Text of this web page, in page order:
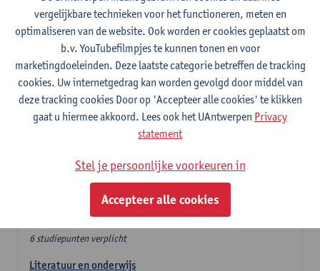
- Optie B: je kiest één vakdidactiek en een profilering
In de domeincomponent neem je 60 studiepunten op:
- 1 verplicht algemeen opleidingsonderdeel van 6 studiepunten,
- 24 of 30 studiepunten Nederlands en telkens minimum 6
studiepunten per deeldomein,
- 24 of 30 studiepunten theater- en filmwetenschap.
Verplicht algemeen opleidingsonderdeel
Deze 6 verplichte studiepunten tellen mee in de
domeincomponent van een van de gekozen talen.
Verplicht algemeen opleidingsonderdeel
6 studiepunten verplicht
Literatuur en onderwijs
vergelijkbare technieken voor het functioneren, meten en
optimaliseren van de website. Ook worden er cookies geplaatst om
b.v. YouTubefilmpjes te kunnen tonen en voor
marketingdoeleinden. Deze laatste categorie betreffen de tracking
cookies. Uw internetgedrag kan worden gevolgd door middel van
deze tracking cookies Door op 'Accepteer alle cookies' te klikken
gaat u hiermee akkoord. Lees ook het UAntwerpen Privacy
statement
Stel je persoonlijke voorkeuren in
Accepteer alle cookies